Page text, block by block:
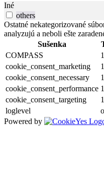
Iné
others
Ostatné nekategorizované
analyzujú a neboli ešte
Sušenka
COMPASS
cookie_consent_marketing
cookie_consent_necessary
cookie_consent_performance
cookie_consent_targeting
loglevel
Powered by